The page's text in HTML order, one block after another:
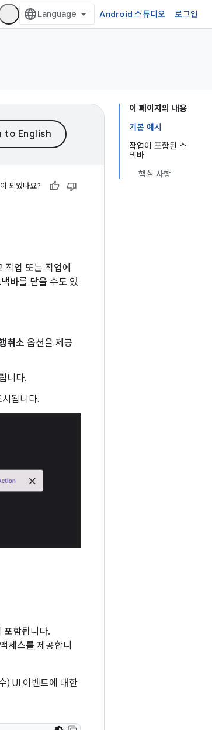
Android 스튜디오 로그인
이 페이지의 내용
기본 예시
작업이 포함된 스
낵바
핵심 사항
되었나요?
업 또는 작업에
바를 닫을 수도 있
취소 옵션을 제공
니다.
됩니다.
포함됩니다.
세스를 제공합니
) UI 이벤트에 대한